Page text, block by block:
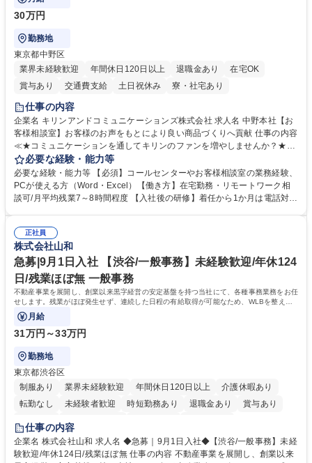
30万円
勤務地
東京都中野区
業界未経験歓迎
年間休日120日以上 退職金あり
在宅OK
賞与あり
交通費支給 土日祝休み 寮・社宅あり
仕事の内容
企業名 キリンアンドコミュニケーションズ株式会社 求人名 中野本社【お
客様相談室】お客様のお声をもとにより良い商品づくりへ貢献 仕事の内容
≪★コミュニケーションを通してキリンのファンを増やしませんか？★≫
お客様のお声をより良い商品づくりに活かしていく上で、窓口となるお客
様相談室でのお仕事です。 日々お客様からいただくキリングループへのご
意見を、企業活動に活かしています。お客様からの声に迅速かつ誠意をも
って対応、情報提供するとともにグループ内活動に反映しています。 【具
平均100件前後■メール・手紙：同上40件前後 募集職種 中野本社【お客様
相談室】お客様のお声をもとにより良い商品づくりへ貢献
必要な経験・能力等
必要な経験・能力等 【必須】コールセンターやお客様相談室の業務経験、
PCが使える方（Word・Excel）【働き方】在宅勤務・リモートワーク相
談可/月平均残業7～8時間程度 【入社後の研修】着任から1か月は電話対応
すのでご安心ください。 【当社について】キリングループの広報機能を担
う会社として、お客様との出会いを大切にし、磨き上げたホスピタリティ
を込めてコミュニケーションをとりながら広報関連業務を行っておりま
す。 学歴・資格 学歴：大学院 大学 高専 短大 専修学校 高校 語学力： 資
格：
正社員
株式会社山和
急募|9月1日入社 【渋谷/一般事務】未経験歓迎/年休124
日/残業ほぼ無 一般事務
不動産事業を展開し、創業以来黒字経営の安定基盤を持つ当社にて、各種事務業務をお任
せします。残業がほぼ発生せず、連続した日程の有給取得が可能なため、WLBを整えた
い方にお勧めの環境です！
月給
31万円～33万円
勤務地
東京都渋谷区
制服あり
業界未経験歓迎 年間休日120日以上
介護休暇あり
転勤なし
未経験者歓迎 時短勤務あり 退職金あり
賞与あり
育休あり
完全週休2日制
仕事の内容
企業名 株式会社山和 求人名 ◆急募｜9月1日入社◆【渋谷/一般事務】未経
験歓迎/年休124日/残業ほぼ無 仕事の内容 不動産事業を展開し、創業以来